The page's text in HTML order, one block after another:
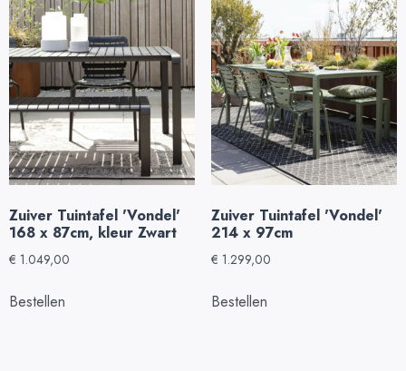
Zuiver Tuintafel 'Vondel'
168 x 87cm, kleur Zwart
€ 1.049,00
Bestellen
Zuiver Tuintafel 'Vondel'
214 x 97cm
€ 1.299,00
Bestellen